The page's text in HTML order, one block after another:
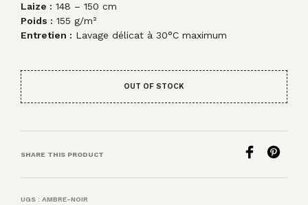
Laize : 148 – 150 cm
Poids : 155 g/m²
Entretien : Lavage délicat à 30°C maximum
OUT OF STOCK
SHARE THIS PRODUCT
UGS : AMBRE-NOIR